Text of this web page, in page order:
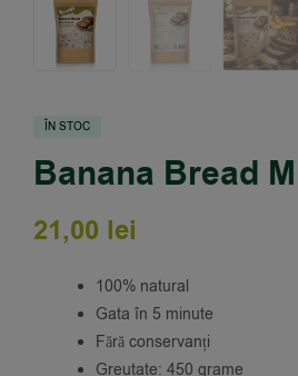
ÎN STOC
Banana Bread
21,00 lei
100% natural
Gata în 5 minute
Fără conservanți
Greutate: 450 grame